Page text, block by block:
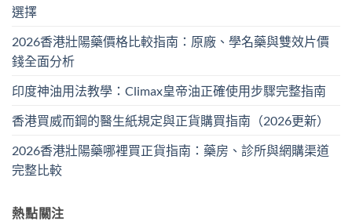
選擇
2026香港壯陽藥價格比較指南：原廠、學名藥與雙效片價
錢全面分析
印度神油用法教學：Climax皇帝油正確使用步驟完整指南
香港買威而鋼的醫生紙規定與正貨購買指南（2026更新）
2026香港壯陽藥哪裡買正貨指南：藥房、診所與網購渠道
完整比較
熱點關注